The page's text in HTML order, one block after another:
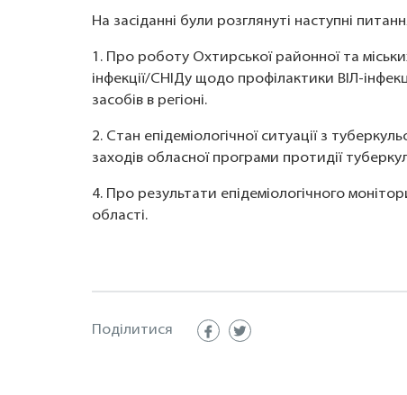
На засіданні були розглянуті наступні
1. Про роботу Охтирської районної та
інфекції/СНІДу щодо профілактики ВІЛ-
засобів в регіоні.
2. Стан епідеміологічної ситуації з
заходів обласної програми протидії
4. Про результати епідеміологічного
області.
Поділитися